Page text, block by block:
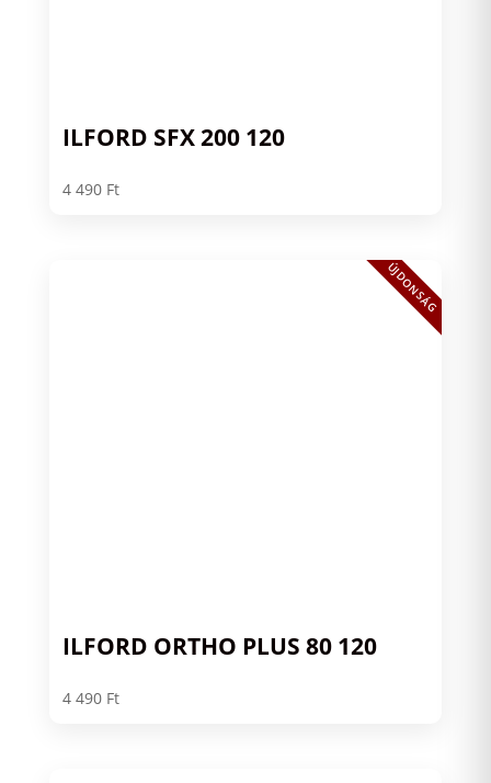
ILFORD SFX 200 120
4 490 Ft
ÚJDONSÁG
ILFORD ORTHO PLUS 80 120
4 490 Ft